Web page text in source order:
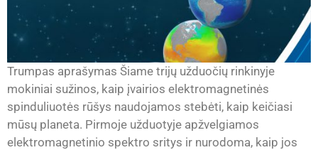
Trumpas aprašymas Šiame trijų užduočių rinkinyje
mokiniai sužinos, kaip įvairios elektromagnetinės
spinduliuotės rūšys naudojamos stebėti, kaip keičiasi
mūsų planeta. Pirmoje užduotyje apžvelgiamos
elektromagnetinio spektro sritys ir nurodoma, kaip jos